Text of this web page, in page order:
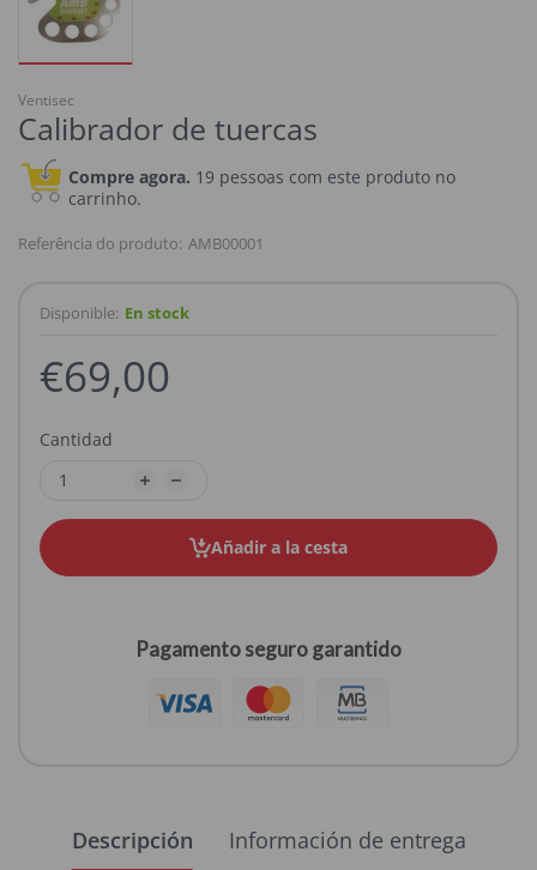
Ventisec
Calibrador de tuercas
Compre agora. 19 pessoas com este produto no
carrinho.
Referência do produto: AMB00001
Disponible: En stock
€69,00
Cantidad
Añadir a la cesta
Pagamento seguro garantido
Descripción Información de entrega